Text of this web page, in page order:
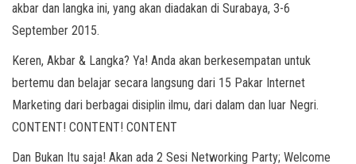
akbar dan langka ini, yang akan diadakan di Surabaya, 3-6
September 2015.
Keren, Akbar & Langka? Ya! Anda akan berkesempatan untuk
bertemu dan belajar secara langsung dari 15 Pakar Internet
Marketing dari berbagai disiplin ilmu, dari dalam dan luar Negri.
CONTENT! CONTENT! CONTENT
Dan Bukan Itu saja! Akan ada 2 Sesi Networking Party; Welcome